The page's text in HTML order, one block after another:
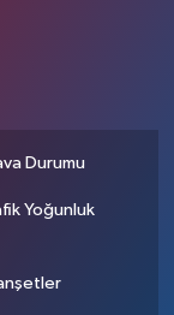
Durumu
Yoğunluk